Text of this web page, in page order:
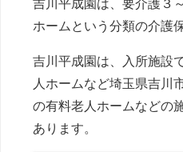
吉川平成園は、要介護３
ホームという分類の介護
吉川平成園は、入所施設
人ホームなど埼玉県吉川
の有料老人ホームなどの
あります。